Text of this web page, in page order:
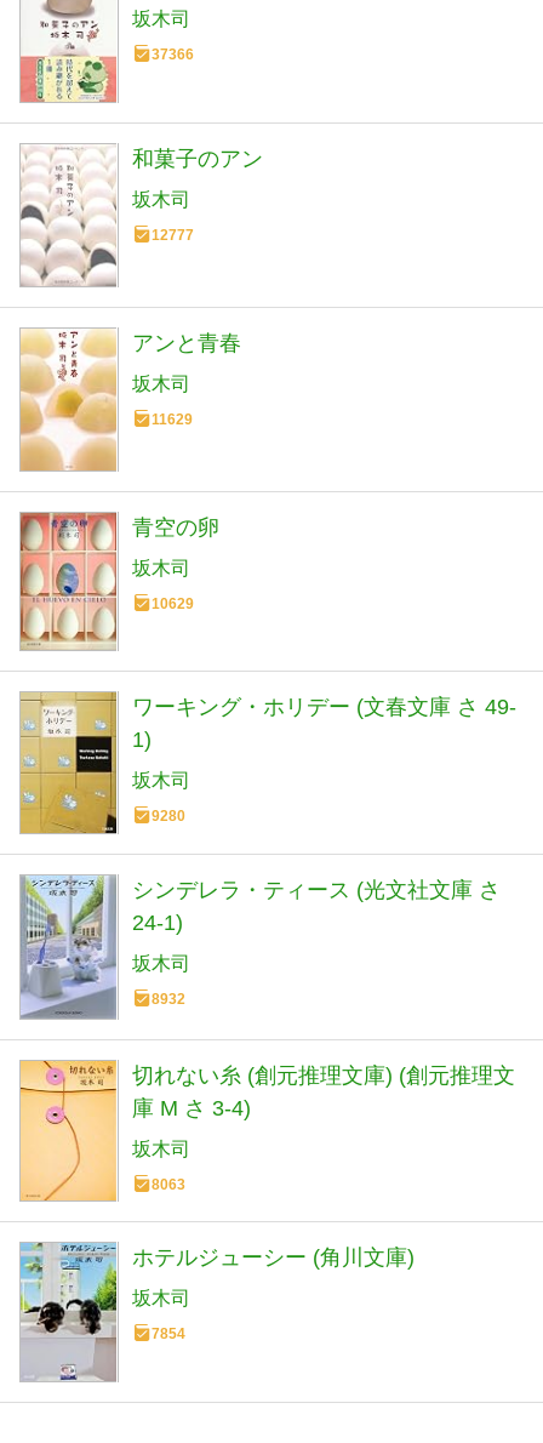
坂木司
37366
和菓子のアン
坂木司
12777
アンと青春
坂木司
11629
青空の卵
坂木司
10629
ワーキング・ホリデー (文春文庫 さ 49-
1)
坂木司
9280
シンデレラ・ティース (光文社文庫 さ
24-1)
坂木司
8932
切れない糸 (創元推理文庫) (創元推理文
庫 M さ 3-4)
坂木司
8063
ホテルジューシー (角川文庫)
坂木司
7854